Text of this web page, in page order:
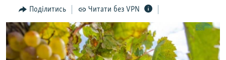
Перейти
до
пошуку
ПОГЛЯД
ІНТЕРВ'Ю
ВСЕ ЗА ДЕНЬ
Поділитись Читати без VPN